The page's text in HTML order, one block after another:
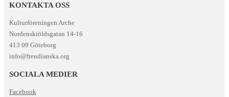
KONTAKTA OSS
Kulturföreningen Arche
Nordenskiöldsgatan 14-16
413 09 Göteborg
info@freudianska.org
SOCIALA MEDIER
Facebook